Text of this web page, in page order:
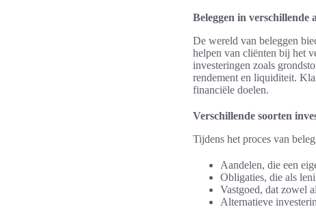
Beleggen in verschillende
De wereld van beleggen
helpen van cliënten bij het
investeringen zoals
rendement en liquiditeit.
financiële doelen.
Verschillende soorten
Tijdens het proces van
Aandelen, die een
Obligaties, die als
Vastgoed, dat zowel
Alternatieve